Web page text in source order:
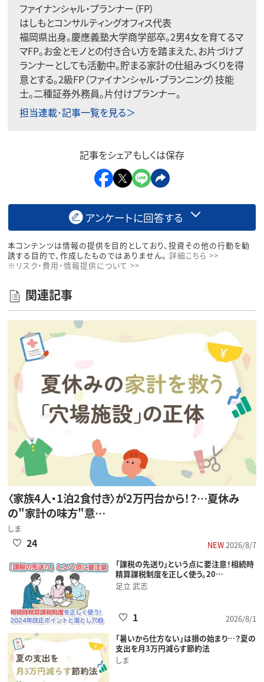
ファイナンシャル・プランナー（FP）
はしもとコンサルティングオフィス代表
福岡県出身。慶應義塾大学商学部卒。2男4女を育てるマ
マFP。お金とモノとの付き合い方を踏まえた、お片づけプ
ランナーとしても活動中。貯まる家計の仕組みづくりを得
意とする。2級FP（ファイナンシャル・プランニング）技能
士。二種証券外務員。片付けプランナー。
担当連載･記事一覧を見る＞
記事をシェアもしくは保存
アンケートに回答する
本コンテンツは情報の提供を目的としており、投資その他の行動を勧
誘する目的で、作成したものではありません。 詳細こちら >>
※リスク・費用・情報提供について >>
関連記事
〈家族4人・1泊2食付き〉が2万円台から！？…夏休み
の"家計の味方"意…
しま
NEW2026/8/7
24
「課税の先送り」という点に要注意！相続時
精算課税制度を正しく使う。20…
足立 武志
2026/8/1
1
「暑いから仕方ない」は損の始まり…？夏の
支出を月3万円減らす節約法
しま